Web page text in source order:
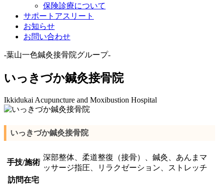
保険診療について
サポートアスリート
お知らせ
お問い合わせ
-葉山一色鍼灸接骨院グループ-
いっきづか鍼灸接骨院
Ikkidukai Acupuncture and Moxibustion Hospital
いっきづか鍼灸接骨院
手技/施術
深部整体、柔道整復（接骨）、鍼灸、あんまマ
ッサージ指圧、リラクゼーション、ストレッチ
訪問在宅